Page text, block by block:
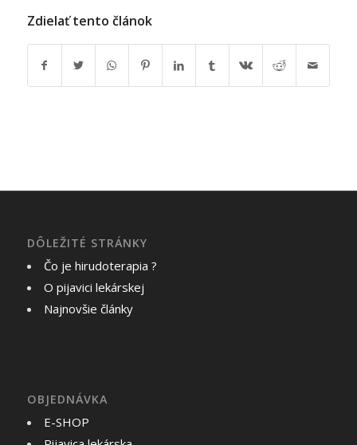
Zdielať tento článok
DÔLEŽITÉ STRÁNKY
Čo je hirudoterapia ?
O pijavici lekárskej
Najnovšie články
OBJEDNÁVKA
E-SHOP